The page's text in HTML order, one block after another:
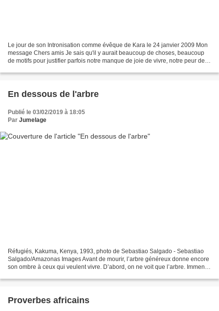
Le jour de son Intronisation comme évêque de Kara le 24 janvier 2009 Mon
message Chers amis Je sais qu'il y aurait beaucoup de choses, beaucoup
de motifs pour justifier parfois notre manque de joie de vivre, notre peur de
En dessous de l'arbre
Publié le 03/02/2019 à 18:05
Par Jumelage
Réfugiés, Kakuma, Kenya, 1993, photo de Sebastiao Salgado - Sebastiao
Salgado/Amazonas Images Avant de mourir, l’arbre généreux donne encore
son ombre à ceux qui veulent vivre. D’abord, on ne voit que l’arbre. Immense
Proverbes africains